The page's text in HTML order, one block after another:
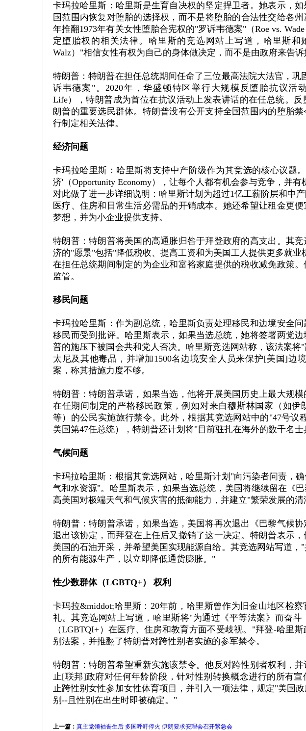
卡玛拉哈里斯：哈里斯是生育自决权的坚定捍卫者。她表示，
国范围内恢复对堕胎的选择权，而不是将堕胎的合法性交给各
年推翻1973年有关女性堕胎合宪权的"罗诉韦德案"（Roe vs.
定堕胎权的相关法律。哈里斯的竞选网站上写道，哈里斯和
Walz）"相信女性有权为自己的身体做决定，而不是由政府来告
特朗普：特朗普在担任总统期间任命了三位最高法院大法官，巩
诉韦德案"。2020年，华盛顿特区举行大规模反堕胎抗议活
Life），特朗普成为首位在抗议活动上发表讲话的在任总统。
朗普的重要选民群体。特朗普没有公开支持全国范围内的堕胎
行制定相关法律。
经济问题
卡玛拉哈里斯：哈里斯将支持中产阶级作为其竞选的核心议题
济'（Opportunity Economy），让每个人都有机会参与竞争，并
对此做了进一步详细说明：哈里斯计划为超过1亿工薪阶层和中
医疗、住房和日常生活必需品的开销成本。她还希望让租金更
梦想，并为小企业提供支持。
特朗普：特朗普将美国的高通胀归咎于拜登政府的高支出。其
济的"愿景"包括"降低税收、提高工资和为美国工人提供更多就业
在担任总统期间制定的为企业和富裕家庭提供的税收减免政策
监管。
移民问题
卡玛拉哈里斯：作为副总统，哈里斯负责处理移民和边境安全
移民而受到批评。哈里斯表示，如果当选总统，她将签署两党
普的施压下被国会共和党人否决。哈里斯竞选网站称，该法案将
太尼及其他毒品，并增加1500名边境安全人员来保护[美国]边
案，称其措施力度不够。
特朗普：特朗普承诺，如果当选，他将开展美国历史上最大规
在任期间制定的严格移民政策，例如对来自穆斯林国家（如伊
等）的公民实施旅行禁令。此外，根据其竞选网站中的"47号议
美国第47任总统），特朗普还计划将"目前驻扎在海外的数千名士
气候问题
卡玛拉哈里斯：根据其竞选网站，哈里斯计划"向污染者问责，
气和水资源"。哈里斯表示，如果当选总统，美国将继续留在《
高美国对极端天气和气候灾害的抵御能力，并建立"繁荣发展的清
特朗普：特朗普承诺，如果当选，美国将再次退出《巴黎气候
退出该协定，而拜登在上任后又撤销了这一决定。特朗普表示
美国的石油开采，并希望美国实现能源自给。其竞选网站写道，
的所有能源生产，以立即降低通货膨胀。"
性少数群体（LGBTQ+） 权利
卡玛拉&middot;哈里斯：20年前，哈里斯曾作为旧金山地区检
礼。其竞选网站上写道，哈里斯将"为通过《平等法案》而奋斗
（LGBTQI+）在医疗、住房和教育方面不受歧视。"拜登-哈里
别法案，并推翻了特朗普对跨性别者实施的参军禁令。
特朗普：特朗普希望重新实施该禁令。他反对跨性别者权利，
止[联邦]政府对任何年龄阶段，针对性别转换概念进行的所有
止跨性别女性参加女性体育项目，并引入一项法律，规定"美国
别--且性别在出生时即被确定。"
上一篇： 真主党领袖丧生后 多国呼吁停火 伊朗要求安理会召开紧急会